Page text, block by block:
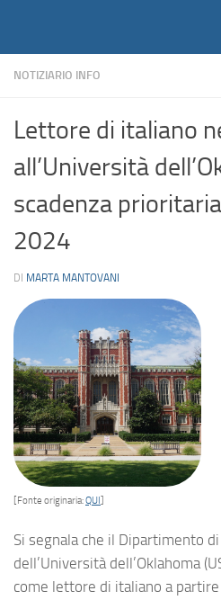
NOTIZIARIO INFO
Lettore di italiano
all’Università
scadenza
2024
DI MARTA MANTOVANI
[Fonte originaria:QUI
Si segnala che il Dipartimento
dell’Università dell’Oklahoma
come lettore di italiano a